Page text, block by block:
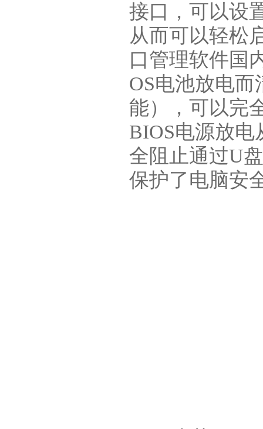
接口，可以设
从而可以轻松
口管理软件国
OS电池放电
能），可以完
BIOS电源放
全阻止通过U
保护了电脑安